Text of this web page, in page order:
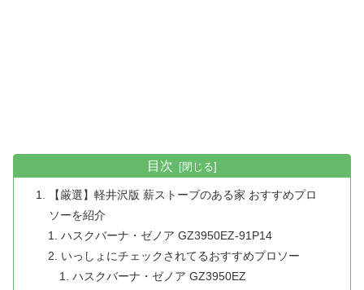
目次
【厳選】軽井沢版 薪ストーブのある家 おすすめプロ
ソーを紹介
ハスクバーナ・ゼノア GZ3950EZ-91P14
いっしょにチェックされてるおすすめプロソー
ハスクバーナ・ゼノア GZ3950EZ